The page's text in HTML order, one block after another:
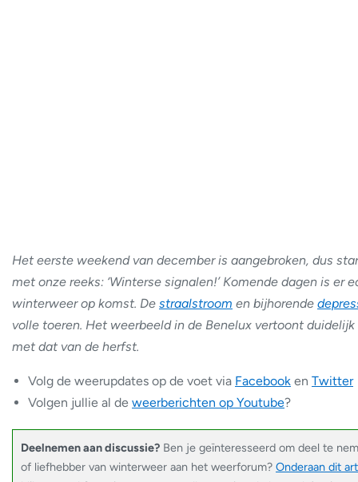
Het eerste weekend van december is aangebroken, dus
met onze reeks: ‘Winterse signalen!’ Komende dagen is er
winterweer op komst. De straalstroom en bijhorende
volle toeren. Het weerbeeld in de Benelux vertoont
met dat van de herfst.
Volg de weerupdates op de voet via Facebook en Twitter
Volgen jullie al de weerberichten op Youtube?
Deelnemen aan discussie? Ben je geïnteresseerd om deel te
of liefhebber van winterweer aan het weerforum? Onderaan dit